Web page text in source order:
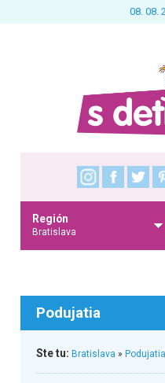
08. 08.
Región
Bratislava
Podujatia
Ste tu: Bratislava » Podujatia